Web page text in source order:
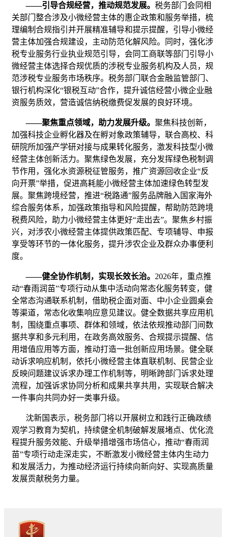
——引导合规经营，推动规范发展。税务部门会同相
关部门整合涉及小微经营主体的惠企政策和服务举措，梳
理编制合规指引并开展精准辅导和提示提醒，引导小微经
营主体加强合规建设，主动防范化解风险。同时，强化涉
税专业服务行业执业规范引导，会同工商联等部门引导小
微经营主体选择合规优质的涉税专业服务机构及人员，规
范涉税专业服务市场秩序。税务部门联合金融监管部门、
银行机构深化“银税互动”合作，提升诚信经营小微企业融
资服务质效，营造诚信纳税缴费促发展的良好环境。
——聚焦重点领域，助力发展升级。聚焦科技创新，
加强科技企业孵化器及在孵对象政策辅导，联合高校、科
研院所加强产学研对接与成果转化服务，激发科技型小微
经营主体创新活力。聚焦绿色发展，充分发挥绿色税制调
节作用，强化水资源税征管服务，推广资源回收企业“反
向开票”举措，促进高耗能小微经营主体加速绿色转型发
展。聚焦跨境经营，推进“税路通”服务品牌融入国家海外
综合服务体系，加强政策指导和风险提醒，帮助防范跨境
税费风险，助力小微经营主体更好“走出去”。聚焦乡村振
兴，对涉农小微经营主体提供政策匹配、专项辅导、申报
享受等环节的一体化服务，提升涉农企业及群众办事便利
度。
——健全协作机制，实现长效长治。 2026年，重点推
动“春雨润苗”专项行动从集中活动向常态化服务转变，健
全常态沟通联系机制，借助税企面对面、中小企业圆桌会
等渠道，常态化收集响应意见建议。健全数据共享应用机
制，围绕重点事项、群体和领域，依法依规推动部门间数
据共享和多元利用，在政务高效服务、合规提示提醒、信
用增值应用等方面，推动打造一批创新应用场景。健全联
动诉求响应机制，依托小微经营主体直联机制、民营企业
反映问题建议诉求办理工作机制等，明晰跨部门诉求处理
流程，加强诉求协同分析和成果共享共用，实现联合解决
一件事向共同办好一类事升级。
沈新国表示，税务部门将以开展树立和践行正确政绩
观学习教育为契机，持续健全机制破解发展堵点、优化流
程提升服务效能、升级举措增强市场信心，推动“春雨润
苗”专项行动走深走实，不断激发小微经营主体内生动力
和发展活力，为推动经济运行持续向新向好、实现高质量
发展贡献税务力量。